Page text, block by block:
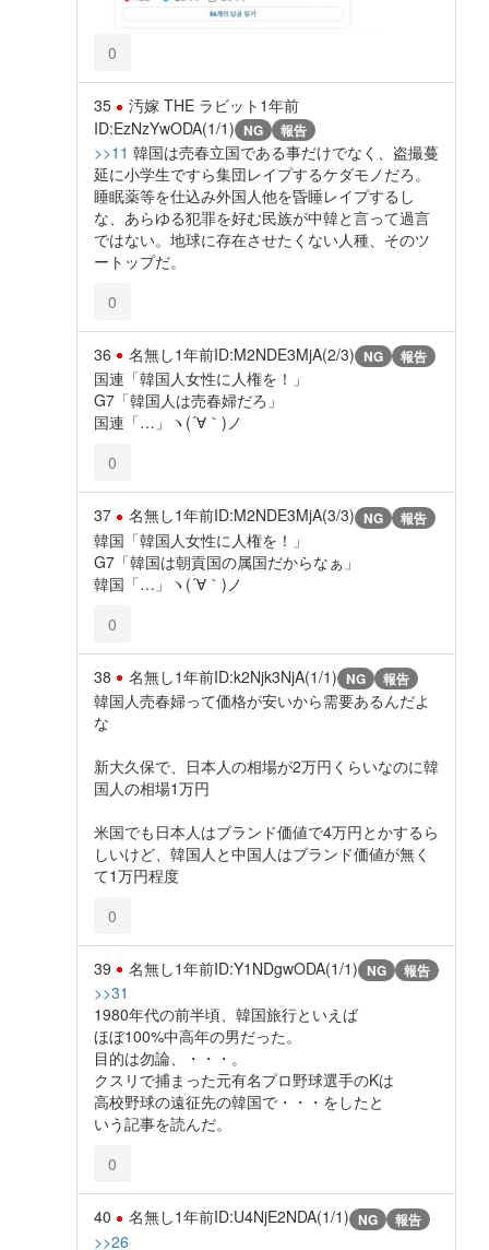
0
35 汚嫁 THE ラビット 1年前
ID:EzNzYwODA(1/1) NG 報告
>>11 韓国は売春立国である事だけでなく、盗撮蔓
延に小学生ですら集団レイプするケダモノだろ。
睡眠薬等を仕込み外国人他を昏睡レイプするし
な、あらゆる犯罪を好む民族が中韓と言って過言
ではない。地球に存在させたくない人種、そのツ
ートップだ。
0
36 名無し1年前ID:M2NDE3MjA(2/3) NG 報告
国連「韓国人女性に人権を！」
G7「韓国人は売春婦だろ」
国連「…」ヽ(´∀｀)ノ
0
37 名無し1年前ID:M2NDE3MjA(3/3) NG 報告
韓国「韓国人女性に人権を！」
G7「韓国は朝貢国の属国だからなぁ」
韓国「…」ヽ(´∀｀)ノ
0
38 名無し1年前ID:k2Njk3NjA(1/1) NG 報告
韓国人売春婦って価格が安いから需要あるんだよ
な
新大久保で、日本人の相場が2万円くらいなのに韓
国人の相場1万円
米国でも日本人はブランド価値で4万円とかするら
しいけど、韓国人と中国人はブランド価値が無く
て1万円程度
0
39 名無し1年前ID:Y1NDgwODA(1/1) NG 報告
>>31
1980年代の前半頃、韓国旅行といえば
ほぼ100%中高年の男だった。
目的は勿論、・・・。
クスリで捕まった元有名プロ野球選手のKは
高校野球の遠征先の韓国で・・・をしたと
いう記事を読んだ。
0
40 名無し1年前ID:U4NjE2NDA(1/1) NG 報告
>>26